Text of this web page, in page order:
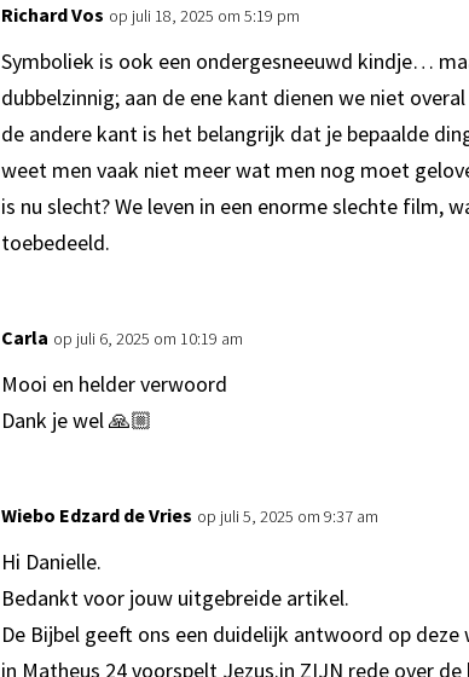
Richard Vos op juli 18, 2025 om 5:19 pm
Symboliek is ook een ondergesneeuwd kindje…
dubbelzinnig; aan de ene kant dienen we niet
de andere kant is het belangrijk dat je bepaalde
weet men vaak niet meer wat men nog moet
is nu slecht? We leven in een enorme slechte film,
toebedeeld.
Carla op juli 6, 2025 om 10:19 am
Mooi en helder verwoord
Dank je wel 🙏🏼
Wiebo Edzard de Vries op juli 5, 2025 om 9:37 am
Hi Danielle.
Bedankt voor jouw uitgebreide artikel.
De Bijbel geeft ons een duidelijk antwoord op deze
in Matheus 24 voorspelt Jezus.in ZIJN rede over